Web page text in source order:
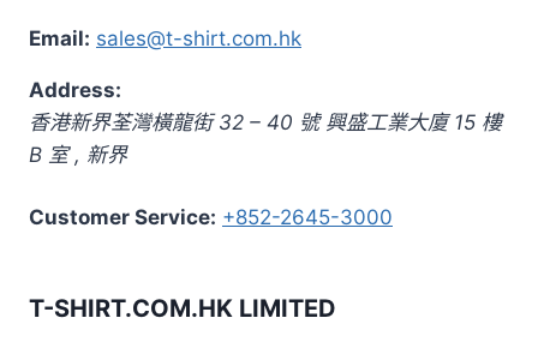
Email: sales@t-shirt.com.hk
Address:
香港新界荃灣橫龍街 32 – 40 號 興盛工業大廈 15 樓
B 室, 新界
Customer Service: +852-2645-3000
T-SHIRT.COM.HK LIMITED